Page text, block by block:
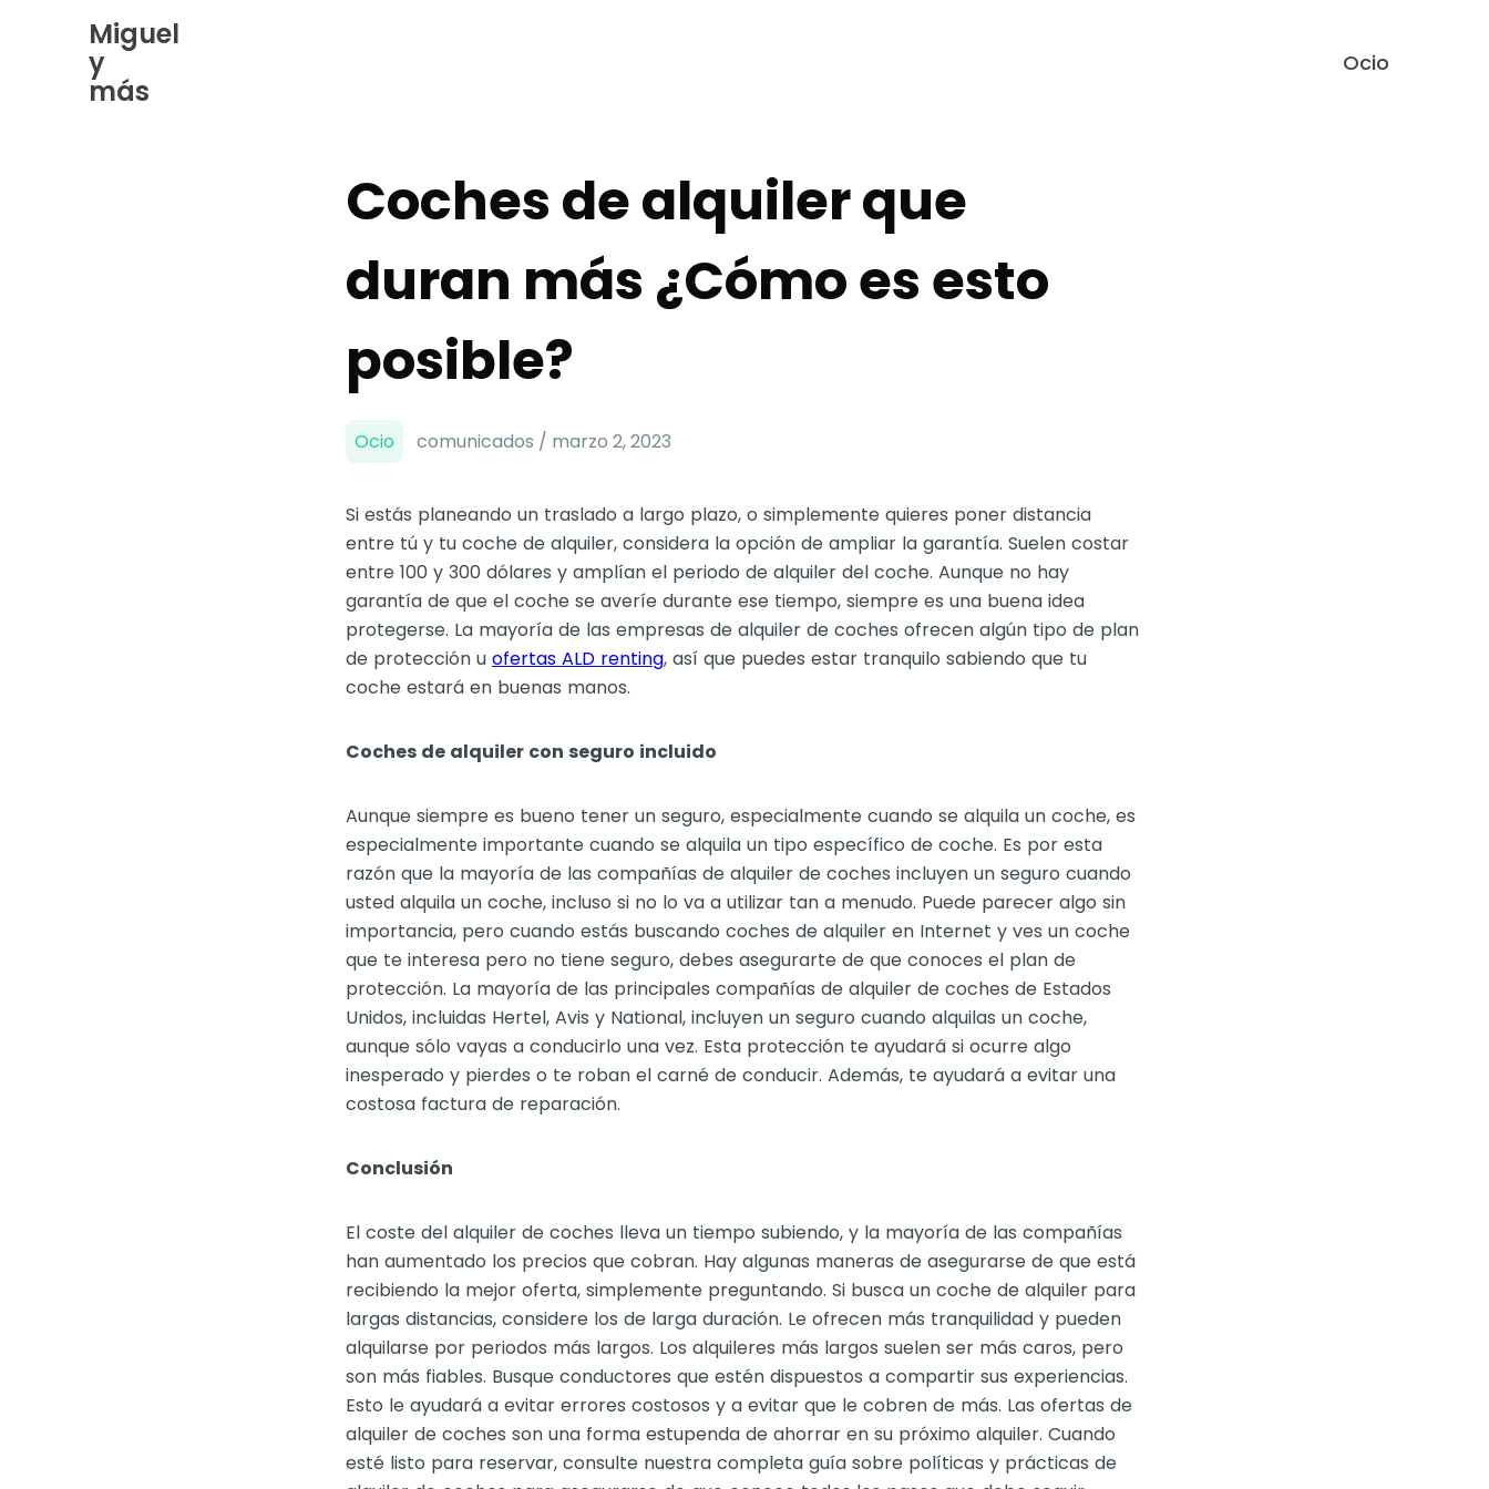
Skip
to
Miguel
y
más
Ocio
Coches de alquiler que
duran más ¿Cómo es esto
posible?
Ocio comunicados / marzo 2, 2023
Si estás planeando un traslado a largo plazo, o simplemente quieres poner distancia
entre tú y tu coche de alquiler, considera la opción de ampliar la garantía. Suelen costar
entre 100 y 300 dólares y amplían el periodo de alquiler del coche. Aunque no hay
garantía de que el coche se averíe durante ese tiempo, siempre es una buena idea
protegerse. La mayoría de las empresas de alquiler de coches ofrecen algún tipo de plan
de protección u ofertas ALD renting, así que puedes estar tranquilo sabiendo que tu
coche estará en buenas manos.
Coches de alquiler con seguro incluido
Aunque siempre es bueno tener un seguro, especialmente cuando se alquila un coche, es
especialmente importante cuando se alquila un tipo específico de coche. Es por esta
razón que la mayoría de las compañías de alquiler de coches incluyen un seguro cuando
usted alquila un coche, incluso si no lo va a utilizar tan a menudo. Puede parecer algo sin
importancia, pero cuando estás buscando coches de alquiler en Internet y ves un coche
que te interesa pero no tiene seguro, debes asegurarte de que conoces el plan de
protección. La mayoría de las principales compañías de alquiler de coches de Estados
Unidos, incluidas Hertel, Avis y National, incluyen un seguro cuando alquilas un coche,
aunque sólo vayas a conducirlo una vez. Esta protección te ayudará si ocurre algo
inesperado y pierdes o te roban el carné de conducir. Además, te ayudará a evitar una
costosa factura de reparación.
Conclusión
El coste del alquiler de coches lleva un tiempo subiendo, y la mayoría de las compañías
han aumentado los precios que cobran. Hay algunas maneras de asegurarse de que está
recibiendo la mejor oferta, simplemente preguntando. Si busca un coche de alquiler para
largas distancias, considere los de larga duración. Le ofrecen más tranquilidad y pueden
alquilarse por periodos más largos. Los alquileres más largos suelen ser más caros, pero
son más fiables. Busque conductores que estén dispuestos a compartir sus experiencias.
Esto le ayudará a evitar errores costosos y a evitar que le cobren de más. Las ofertas de
alquiler de coches son una forma estupenda de ahorrar en su próximo alquiler. Cuando
esté listo para reservar, consulte nuestra completa guía sobre políticas y prácticas de